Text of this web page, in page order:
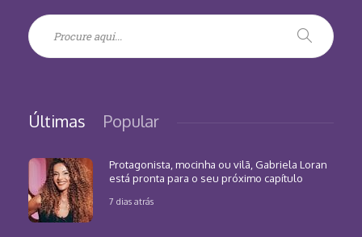
Últimas Popular
Protagonista, mocinha ou vilã, Gabriela Loran
está pronta para o seu próximo capítulo
7 dias atrás